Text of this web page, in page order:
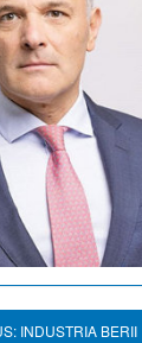
INDUSTRIA BERII